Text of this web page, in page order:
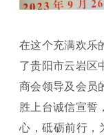
在这个充满欢乐
了贵阳市云岩区
商会领导及会员
胜上台诚信宣誓
心，砥砺前行，